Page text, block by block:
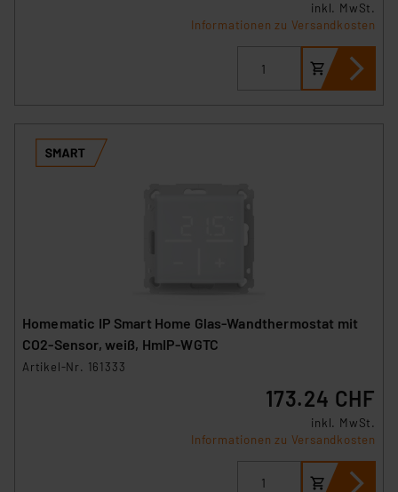
inkl. MwSt.
Informationen zu Versandkosten
Homematic IP Smart Home Glas-Wandthermostat mit
CO2-Sensor, weiß, HmIP-WGTC
Artikel-Nr. 161333
173.24 CHF
inkl. MwSt.
Informationen zu Versandkosten